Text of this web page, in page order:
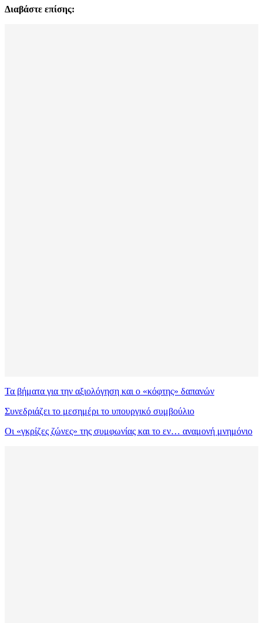
Διαβάστε επίσης:
Τα βήματα για την αξιολόγηση και ο «κόφτης» δαπανών
Συνεδριάζει το μεσημέρι το υπουργικό συμβούλιο
Οι «γκρίζες ζώνες» της συμφωνίας και το εν… αναμονή μνημόνιο